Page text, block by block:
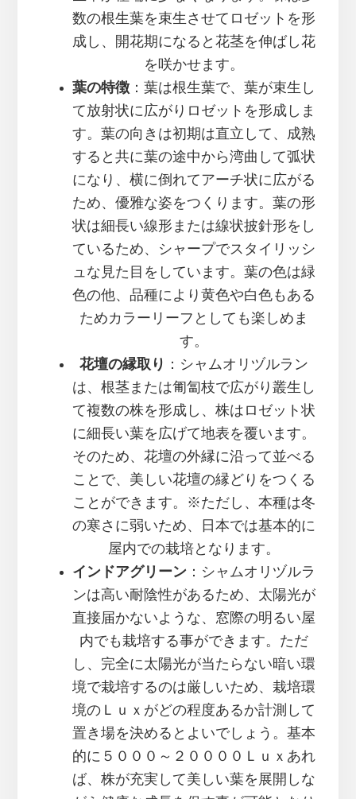
数の根生葉を束生させてロゼットを形
成し、開花期になると花茎を伸ばし花
を咲かせます。
葉の特徴 ：葉は根生葉で、葉が束生し
て放射状に広がりロゼットを形成しま
す。葉の向きは初期は直立して、成熟
すると共に葉の途中から湾曲して弧状
になり、横に倒れてアーチ状に広がる
ため、優雅な姿をつくります。葉の形
状は細長い線形または線状披針形をし
ているため、シャープでスタイリッシ
ュな見た目をしています。葉の色は緑
色の他、品種により黄色や白色もある
ためカラーリーフとしても楽しめま
す。
花壇の縁取り
：シャムオリヅルラン
は、根茎または匍匐枝で広がり叢生し
て複数の株を形成し、株はロゼット状
に細長い葉を広げて地表を覆います。
そのため、花壇の外縁に沿って並べる
ことで、美しい花壇の縁どりをつくる
ことができます。※ただし、本種は冬
の寒さに弱いため、日本では基本的に
屋内での栽培となります。
インドアグリーン ：シャムオリヅルラ
ンは高い耐陰性があるため、太陽光が
直接届かないような、窓際の明るい屋
内でも栽培する事ができます。ただ
し、完全に太陽光が当たらない暗い環
境で栽培するのは厳しいため、栽培環
境のＬｕｘがどの程度あるか計測して
置き場を決めるとよいでしょう。基本
的に５０００～２００００Ｌｕｘあれ
ば、株が充実して美しい葉を展開しな